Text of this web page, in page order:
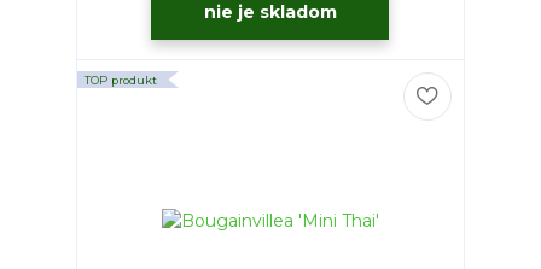
nie je skladom
TOP produkt